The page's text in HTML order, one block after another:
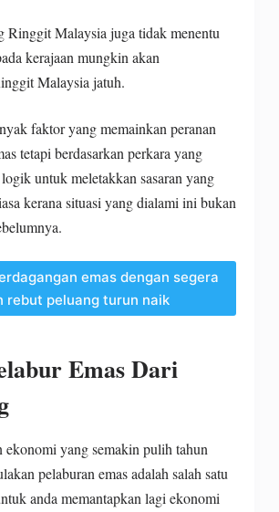
Ringgit Malaysia juga tidak menentu
kerajaan mungkin akan
Malaysia jatuh.
faktor yang memainkan peranan
tetapi berdasarkan perkara yang
untuk meletakkan sasaran yang
kerana situasi yang dialami ini bukan
emas dengan segera
rebut peluang turun naik
Emas Dari
ekonomi yang semakin pulih tahun
pelaburan emas adalah salah satu
anda memantapkan lagi ekonomi